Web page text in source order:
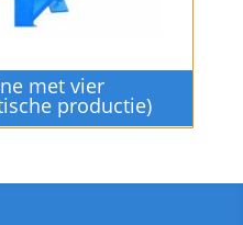
met vier
productie)